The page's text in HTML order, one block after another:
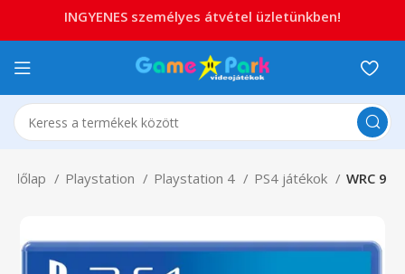
Playstation Playstation 4 PS4 játékok WRC 9
INGYENES személyes átvétel üzletünkben!